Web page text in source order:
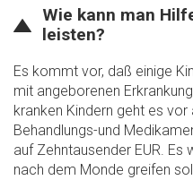
Wie kann man
leisten?
Es kommt vor, daß einige
mit angeborenen
kranken Kindern geht es
Behandlungs-und
auf Zehntausender EUR.
nach dem Monde greifen